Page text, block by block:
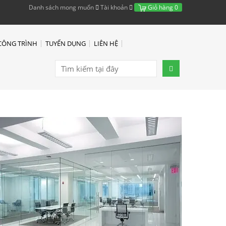
Danh sách mong muốn Tài khoản Giỏ hàng0
TRÌNH TUYỂN DỤNG LIÊN HỆ